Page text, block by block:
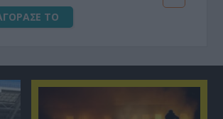
ΤΟ